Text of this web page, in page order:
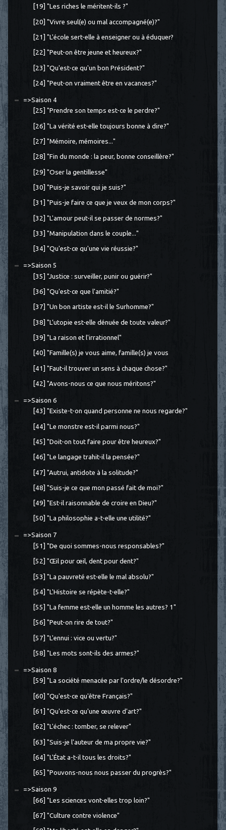
[19] "Les riches le méritent-ils ?"
[20] "Vivre seul(e) ou mal accompagné(e)?"
[21] "L'école sert-elle à enseigner ou à éduquer?
[22] "Peut-on être jeune et heureux?"
[23] "Qu'est-ce qu'un bon Président?"
[24] "Peut-on vraiment être en vacances?"
=>Saison 4
[25] "Prendre son temps est-ce le perdre?"
[26] "La vérité est-elle toujours bonne à dire?"
[27] "Mémoire, mémoires..."
[28] "Fin du monde : la peur, bonne conseillère?"
[29] "Oser la gentillesse"
[30] "Puis-je savoir qui je suis?"
[31] "Puis-je faire ce que je veux de mon corps?"
[32] "L'amour peut-il se passer de normes?"
[33] "Manipulation dans le couple..."
[34] "Qu'est-ce qu'une vie réussie?"
=>Saison 5
[35] "Justice : surveiller, punir ou guérir?"
[36] "Qu'est-ce que l'amitié?"
[37] "Un bon artiste est-il le Surhomme?"
[38] "L’utopie est-elle dénuée de toute valeur?"
[39] "La raison et l'irrationnel"
[40] "Famille(s) je vous aime, famille(s) je vous
[41] "Faut-il trouver un sens à chaque chose?"
[42] "Avons-nous ce que nous méritons?"
=>Saison 6
[43] "Existe-t-on quand personne ne nous regarde?"
[44] "Le monstre est-il parmi nous?"
[45] "Doit-on tout faire pour être heureux?"
[46] "Le langage trahit-il la pensée?"
[47] "Autrui, antidote à la solitude?"
[48] "Suis-je ce que mon passé fait de moi?"
[49] "Est-il raisonnable de croire en Dieu?"
[50] "La philosophie a-t-elle une utilité?"
=>Saison 7
[51] "De quoi sommes-nous responsables?"
[52] "Œil pour œil, dent pour dent?"
[53] "La pauvreté est-elle le mal absolu?"
[54] "L'Histoire se répète-t-elle?"
[55] "La femme est-elle un homme les autres? 1"
[56] "Peut-on rire de tout?"
[57] "L'ennui : vice ou vertu?"
[58] "Les mots sont-ils des armes?"
=>Saison 8
[59] "La société menacée par l'ordre/le désordre?"
[60] "Qu'est-ce qu'être Français?"
[61] "Qu'est-ce qu'une œuvre d'art?"
[62] "L'échec : tomber, se relever"
[63] "Suis-je l'auteur de ma propre vie?"
[64] "L'État a-t-il tous les droits?"
[65] "Pouvons-nous nous passer du progrès?"
=>Saison 9
[66] "Les sciences vont-elles trop loin?"
[67] "Culture contre violence"